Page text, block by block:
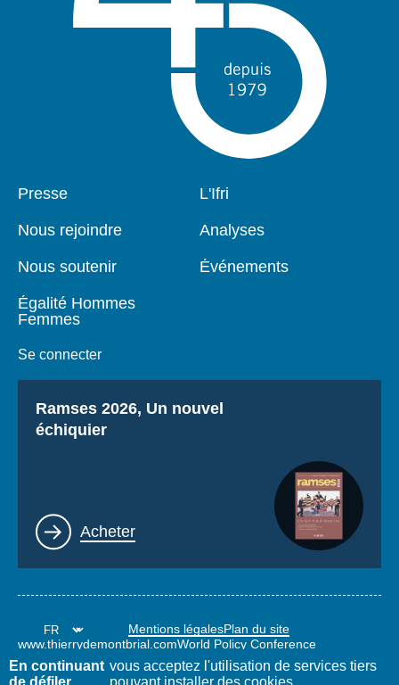
Pied
Presse
Nous rejoindre
Nous soutenir
Égalité Hommes
Femmes
Se connecter
Navigation
L'Ifri
Analyses
Événements
Titre
Ramses 2026, Un nouvel
échiquier
Lien
Acheter
Mentions légalesPlan du site
www.thierrydemontbrial.comWorld Policy Conference
En continuant
de défiler,
vous acceptez l'utilisation de services tiers
pouvant installer des cookies